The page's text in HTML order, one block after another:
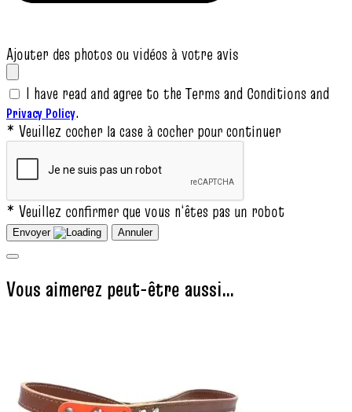
Ajouter des photos ou vidéos à votre avis
I have read and agree to the Terms and Conditions and
Privacy Policy.
* Veuillez cocher la case à cocher pour continuer
* Veuillez confirmer que vous n‘êtes pas un robot
Envoyer Annuler
Vous aimerez peut-être aussi…